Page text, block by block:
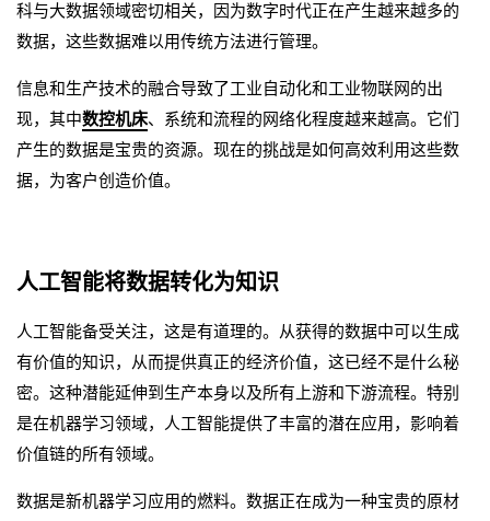
科与大数据领域密切相关，因为数字时代正在产生越来越多的
数据，这些数据难以用传统方法进行管理。
信息和生产技术的融合导致了工业自动化和工业物联网的出
现，其中数控机床、系统和流程的网络化程度越来越高。它们
产生的数据是宝贵的资源。现在的挑战是如何高效利用这些数
据，为客户创造价值。
人工智能将数据转化为知识
人工智能备受关注，这是有道理的。从获得的数据中可以生成
有价值的知识，从而提供真正的经济价值，这已经不是什么秘
密。这种潜能延伸到生产本身以及所有上游和下游流程。特别
是在机器学习领域，人工智能提供了丰富的潜在应用，影响着
价值链的所有领域。
数据是新机器学习应用的燃料。数据正在成为一种宝贵的原材